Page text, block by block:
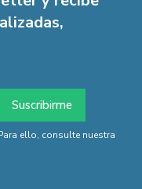
ello, consulte nuestra